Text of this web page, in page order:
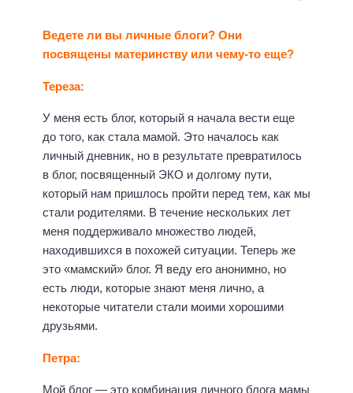
Ведете ли вы личные блоги? Они
посвящены материнству или чему-то еще?
Тереза:
У меня есть блог, который я начала вести еще
до того, как стала мамой. Это началось как
личный дневник, но в результате превратилось
в блог, посвященный ЭКО и долгому пути,
который нам пришлось пройти перед тем, как мы
стали родителями. В течение нескольких лет
меня поддерживало множество людей,
находившихся в похожей ситуации. Теперь же
это «мамский» блог. Я веду его анонимно, но
есть люди, которые знают меня лично, а
некоторые читатели стали моими хорошими
друзьями.
Петра:
Мой блог — это комбинация личного блога мамы